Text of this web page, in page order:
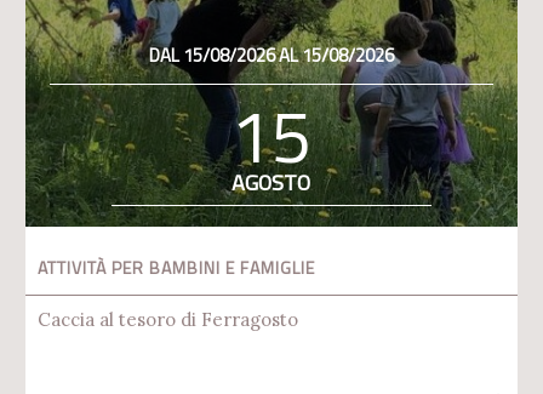
DAL 15/08/2026 AL 15/08/2026
15
AGOSTO
ATTIVITÀ PER BAMBINI E FAMIGLIE
Caccia al tesoro di Ferragosto